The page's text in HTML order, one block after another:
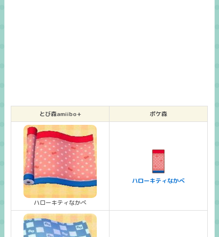
とび森amiibo+ ポケ森
ハローキティなかべ
ハローキティなかべ